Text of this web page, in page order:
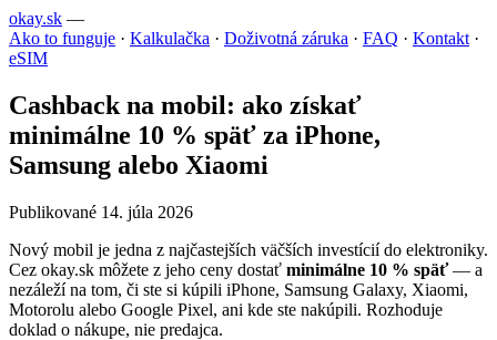
okay.sk —
Ako to funguje · Kalkulačka · Doživotná záruka · FAQ · Kontakt ·
eSIM
Cashback na mobil: ako získať
minimálne 10 % späť za iPhone,
Samsung alebo Xiaomi
Publikované 14. júla 2026
Nový mobil je jedna z najčastejších väčších investícií do elektroniky.
Cez okay.sk môžete z jeho ceny dostať minimálne 10 % späť— a
nezáleží na tom, či ste si kúpili iPhone, Samsung Galaxy, Xiaomi,
Motorolu alebo Google Pixel, ani kde ste nakúpili. Rozhoduje
doklad o nákupe, nie predajca.